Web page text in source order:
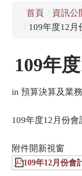
資訊公開專
首頁 / 資訊公
/ 109年度12月
109年
in 預算決算及業
109年度12月份會
附件開新視窗
109年12月份會